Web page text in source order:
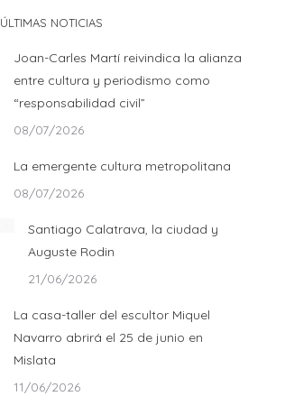
ÚLTIMAS NOTICIAS
Joan-Carles Martí reivindica la alianza
entre cultura y periodismo como
“responsabilidad civil”
08/07/2026
La emergente cultura metropolitana
08/07/2026
Santiago Calatrava, la ciudad y
Auguste Rodin
21/06/2026
La casa-taller del escultor Miquel
Navarro abrirá el 25 de junio en
Mislata
11/06/2026